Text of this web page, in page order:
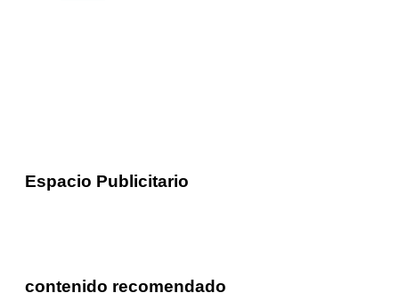
Espacio Publicitario
contenido recomendado